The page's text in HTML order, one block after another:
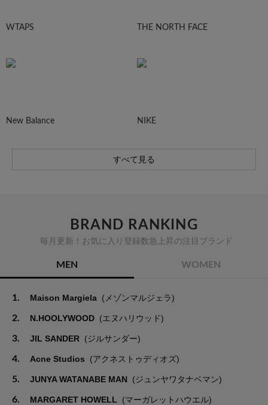
WTAPS THE NORTH FACE
New Balance NIKE
すべて見る
BRAND RANKING
毎月更新！お気に入り登録数急上昇の注目ブランド
MEN WOMEN
1. Maison Margiela (メゾンマルジェラ)
2. N.HOOLYWOOD (エヌハリウッド)
3. JIL SANDER (ジルサンダー)
4. Acne Studios (アクネストゥディオズ)
5. JUNYA WATANABE MAN (ジュンヤワタナベマン)
6. MARGARET HOWELL (マーガレットハウエル)